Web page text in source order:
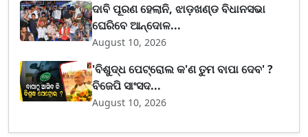
ଦାବି ପୂରଣ ହେଲାନି, ଝାଡ଼ଖଣ୍ଡ ବିଧାନସଭା
ଘେରିବେ ଆନ୍ଦୋଳ...
August 10, 2026
'ବିଶୁଦ୍ଧ ପେଟ୍ରୋଲ କ'ଣ ତୁମ ବାପା ଦେବ' ?
ବିଜେପି ସାଂସଦ...
August 10, 2026